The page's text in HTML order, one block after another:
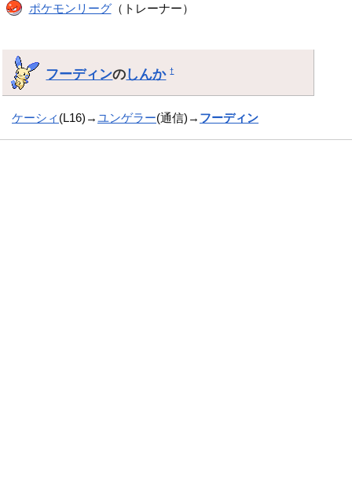
ポケモンリーグ（トレーナー）
フーディンのしんか †
ケーシィ (L16)→ユンゲラー(通信)→ フーディン